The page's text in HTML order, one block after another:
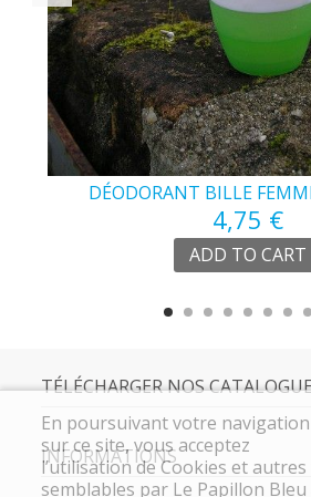
DÉODORANT BILLE
4,75 €
ADD TO CART
TÉLÉCHARGER NOS
INFORMATIONS
En poursuivant votre navigation
sur ce site, vous acceptez
l’utilisation de Cookies et
semblables par Le Papillon